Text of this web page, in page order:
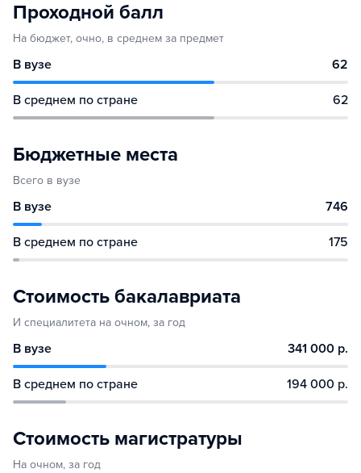
Проходной балл
На бюджет, очно, в среднем за предмет
В вузе 62
В среднем по стране 62
Бюджетные места
Всего в вузе
В вузе 746
В среднем по стране 175
Стоимость бакалавриата
И специалитета на очном, за год
В вузе 341 000 р.
В среднем по стране 194 000 р.
Стоимость магистратуры
На очном, за год